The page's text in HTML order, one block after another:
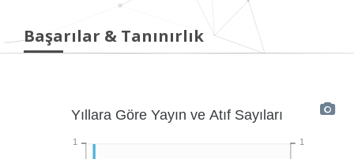
Başarılar & Tanınırlık
Yıllara Göre Yayın ve Atıf Sayıları
1
1